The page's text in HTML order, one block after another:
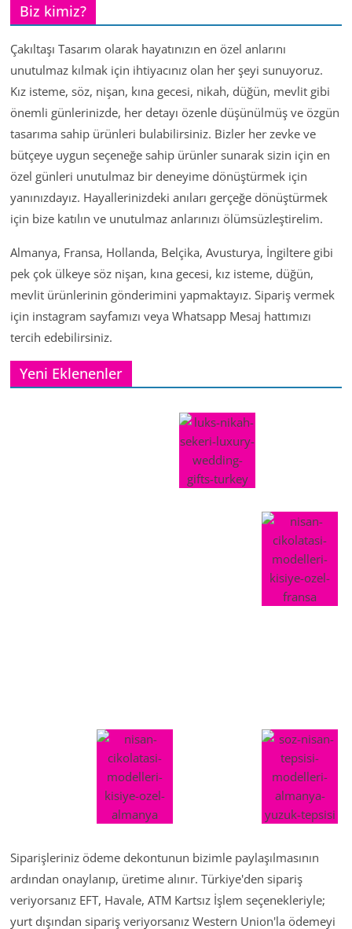
Biz kimiz?
Çakıltaşı Tasarım olarak hayatınızın en özel anlarını
unutulmaz kılmak için ihtiyacınız olan her şeyi sunuyoruz.
Kız isteme, söz, nişan, kına gecesi, nikah, düğün, mevlit gibi
önemli günlerinizde, her detayı özenle düşünülmüş ve özgün
tasarıma sahip ürünleri bulabilirsiniz. Bizler her zevke ve
bütçeye uygun seçeneğe sahip ürünler sunarak sizin için en
özel günleri unutulmaz bir deneyime dönüştürmek için
yanınızdayız. Hayallerinizdeki anıları gerçeğe dönüştürmek
için bize katılın ve unutulmaz anlarınızı ölümsüzleştirelim.
Almanya, Fransa, Hollanda, Belçika, Avusturya, İngiltere gibi
pek çok ülkeye söz nişan, kına gecesi, kız isteme, düğün,
mevlit ürünlerinin gönderimini yapmaktayız. Sipariş vermek
için instagram sayfamızı veya Whatsapp Mesaj hattımızı
tercih edebilirsiniz.
Yeni Eklenenler
Siparişleriniz ödeme dekontunun bizimle paylaşılmasının
ardından onaylanıp, üretime alınır. Türkiye'den sipariş
veriyorsanız EFT, Havale, ATM Kartsız İşlem seçenekleriyle;
yurt dışından sipariş veriyorsanız Western Union'la ödemeyi